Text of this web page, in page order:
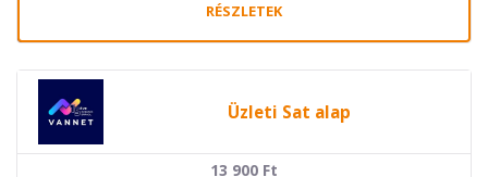
RÉSZLETEK
Üzleti Sat alap
13 900 Ft